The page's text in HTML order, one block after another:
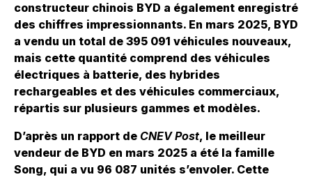
constructeur chinois BYD a également enregistré
des chiffres impressionnants. En mars 2025, BYD
a vendu un total de 395 091 véhicules nouveaux,
mais cette quantité comprend des véhicules
électriques à batterie, des hybrides
rechargeables et des véhicules commerciaux,
répartis sur plusieurs gammes et modèles.
D’après un rapport de CNEV Post, le meilleur
vendeur de BYD en mars 2025 a été la famille
Song, qui a vu 96 087 unités s’envoler. Cette